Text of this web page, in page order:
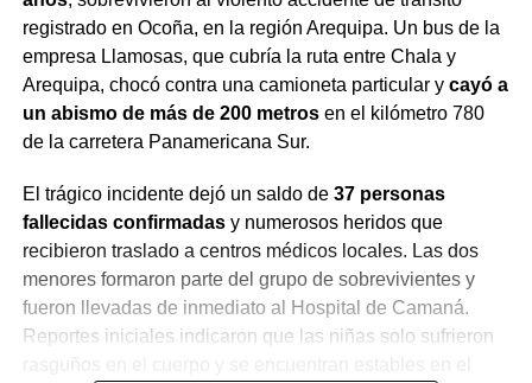
registrado en Ocoña, en la región Arequipa. Un bus de la
empresa Llamosas, que cubría la ruta entre Chala y
Arequipa, chocó contra una camioneta particular y cayó a
un abismo de más de 200 metrosen el kilómetro 780
de la carretera Panamericana Sur.
El trágico incidente dejó un saldo de 37 personas
fallecidas confirmadasy numerosos heridos que
recibieron traslado a centros médicos locales. Las dos
menores formaron parte del grupo de sobrevivientes y
fueron llevadas de inmediato al Hospital de Camaná.
Reportes iniciales indicaron que las niñas solo sufrieron